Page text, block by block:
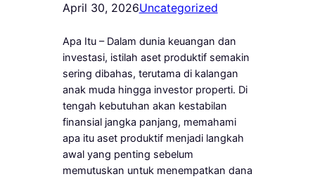
April 30, 2026Uncategorized
Apa Itu – Dalam dunia keuangan dan
investasi, istilah aset produktif semakin
sering dibahas, terutama di kalangan
anak muda hingga investor properti. Di
tengah kebutuhan akan kestabilan
finansial jangka panjang, memahami
apa itu aset produktif menjadi langkah
awal yang penting sebelum
memutuskan untuk menempatkan dana